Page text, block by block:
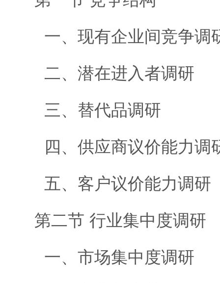
一、现有企业间竞争调
二、潜在进入者调研
三、替代品调研
四、供应商议价能力调
五、客户议价能力调研
第二节 行业集中度调研
一、市场集中度调研